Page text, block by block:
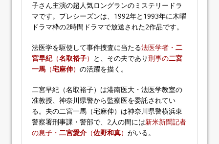
子さん主演の超人気ロングランのミステリードラ
マです。プレシーズンは、1992年と1993年に木曜
ドラマ枠の2時間ドラマで放送された2作品です。
法医学を駆使して事件捜査に当たる法医学者・ 二
宮早紀（名取裕子） と、その夫であり刑事の二宮
一馬 （宅麻伸） の活躍を描く。
二宮早紀（名取裕子）は港南医大・法医学教室の
准教授、神奈川県警から監察医を委託されてい
る。夫の二宮一馬（宅麻伸）は神奈川県警横浜東
警察署刑事課・警部で、2人の間には新米新聞記者
の息子・ 二宮愛介 （佐野和真） がいる。